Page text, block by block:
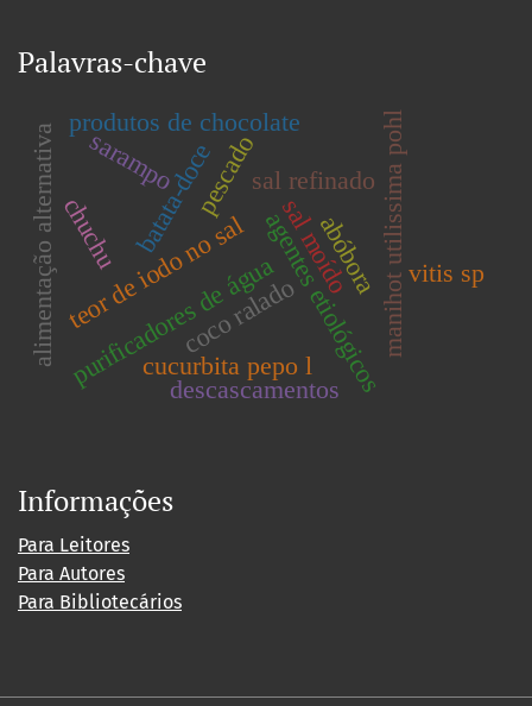
Palavras-chave
pescado
agentes etiológicos
purificadores de água
produtos de chocolate
sal refinado
sal moído
teor de iodo no sal manihot utilissima pohl
cucurbita pepo l
abóbora
chuchu batata-doce
vitis sp
alimentação alternativa coco ralado
descascamentos
sarampo
Informações
Para Leitores
Para Autores
Para Bibliotecários